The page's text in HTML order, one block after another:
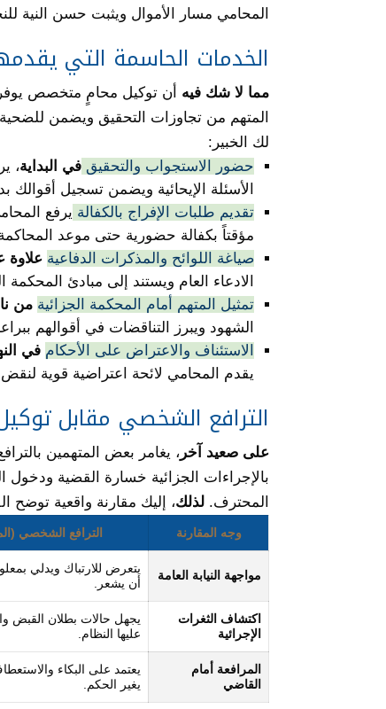
المحامي مسار الأموال ويثبت حسن النية
الخدمات الحاسمة التي
مما لا شك فيه أن توكيل محامٍ متخصص
المتهم من تجاوزات التحقيق ويضمن
لك الخبير:
حضور الاستجواب والتحقيق في البداية،
الأسئلة الإيحائية ويضمن تسجيل أقوالك
تقديم طلبات الإفراج بالكفالة يرفع
مؤقتاً بكفالة حضورية حتى موعد
صياغة اللوائح والمذكرات الدفاعية علاوة
الادعاء العام ويستند إلى مبادئ المحكمة
تمثيل المتهم أمام المحكمة الجزائية من
الشهود ويبرز التناقضات في أقوالهم
الاستئناف والاعتراض على الأحكام في
يقدم المحامي لائحة اعتراضية قوية
الترافع الشخصي مقابل
على صعيد آخر ، يغامر بعض المتهمين
بالإجراءات الجزائية خسارة القضية
المحترف. لذلك، إليك مقارنة واقعية توضح
وجه المقارنة الترافع الشخصي
مواجهة النيابة العامة
يتعرض للارتباك ويدلي
أن يشعر.
اكتشاف الثغرات
الإجرائية
يجهل حالات بطلان القبض
عليها النظام.
المرافعة أمام
القاضي
يعتمد على البكاء
يغير الحكم.